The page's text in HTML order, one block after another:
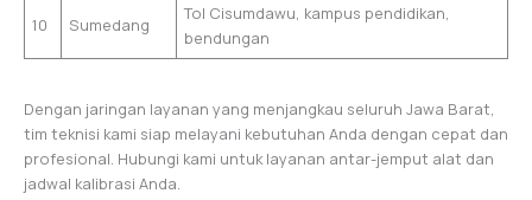
10 Sumedang
Tol Cisumdawu, kampus pendidikan,
bendungan
Dengan jaringan layanan yang menjangkau seluruh Jawa Barat,
tim teknisi kami siap melayani kebutuhan Anda dengan cepat dan
profesional. Hubungi kami untuk layanan antar-jemput alat dan
jadwal kalibrasi Anda.